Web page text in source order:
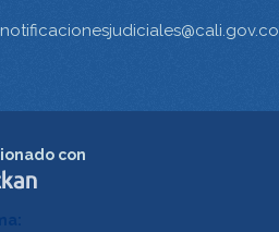
notificacionesjudiciales@cali.gov.co
con